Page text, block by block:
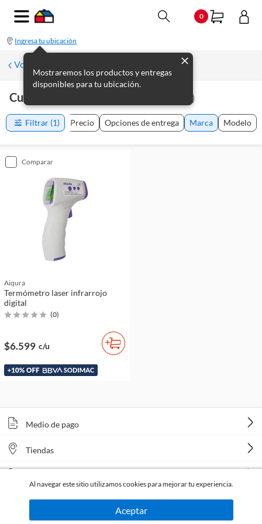
0
Ingresa tu ubicación
Mostraremos los productos y entregas
disponibles para tu ubicación.
Volver a Electrodomésticos del Hogar
Cuidado Personal Aiqura )
Filtrar (1) Precio Opciones de entrega Marca Modelo
comparar
Aiqura
Termómetro laser infrarrojo
digital
(0)
$6.599 c/u
Medio de pago
Tiendas
Al navegar este sitio utilizamos cookies para mejorar tu experiencia.
Aceptar